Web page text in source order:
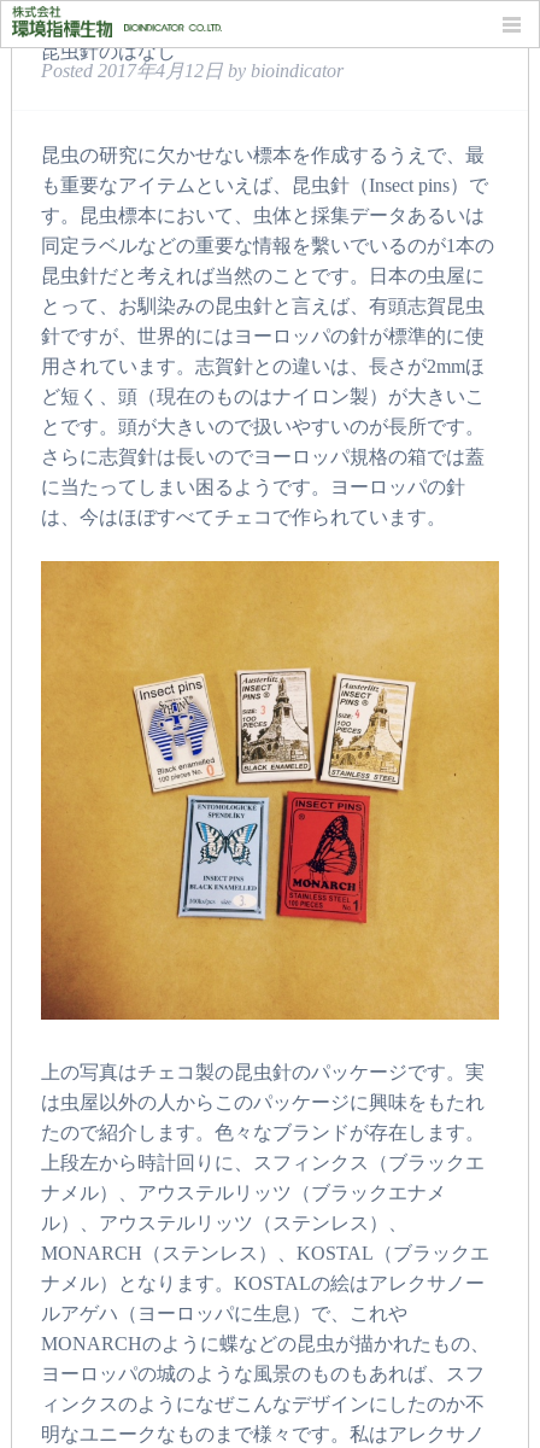
昆虫針のはなし
Posted 2017年4月12日 by bioindicator
昆虫の研究に欠かせない標本を作成するうえで、最
も重要なアイテムといえば、昆虫針（Insect pins）で
す。昆虫標本において、虫体と採集データあるいは
同定ラベルなどの重要な情報を繫いでいるのが1本の
昆虫針だと考えれば当然のことです。日本の虫屋に
とって、お馴染みの昆虫針と言えば、有頭志賀昆虫
針ですが、世界的にはヨーロッパの針が標準的に使
用されています。志賀針との違いは、長さが2mmほ
ど短く、頭（現在のものはナイロン製）が大きいこ
とです。頭が大きいので扱いやすいのが長所です。
さらに志賀針は長いのでヨーロッパ規格の箱では蓋
に当たってしまい困るようです。ヨーロッパの針
は、今はほぼすべてチェコで作られています。
上の写真はチェコ製の昆虫針のパッケージです。実
は虫屋以外の人からこのパッケージに興味をもたれ
たので紹介します。色々なブランドが存在します。
上段左から時計回りに、スフィンクス（ブラックエ
ナメル）、アウステルリッツ（ブラックエナメ
ル）、アウステルリッツ（ステンレス）、
MONARCH（ステンレス）、KOSTAL（ブラックエ
ナメル）となります。KOSTALの絵はアレクサノー
ルアゲハ（ヨーロッパに生息）で、これや
MONARCHのように蝶などの昆虫が描かれたもの、
ヨーロッパの城のような風景のものもあれば、スフ
ィンクスのようになぜこんなデザインにしたのか不
明なユニークなものまで様々です。私はアレクサノ